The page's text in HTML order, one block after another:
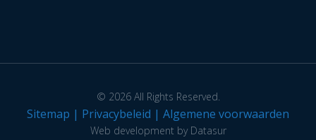
© 2026 All Rights Reserved.
Sitemap | Privacybeleid | Algemene voorwaarden
Web development by Datasur